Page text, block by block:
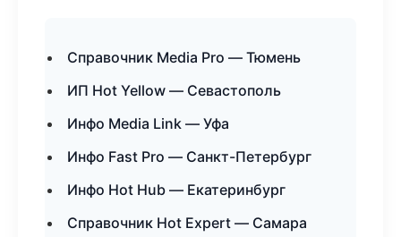
Справочник Media Pro — Тюмень
ИП Hot Yellow — Севастополь
Инфо Media Link — Уфа
Инфо Fast Pro — Санкт-Петербург
Инфо Hot Hub — Екатеринбург
Справочник Hot Expert — Самара